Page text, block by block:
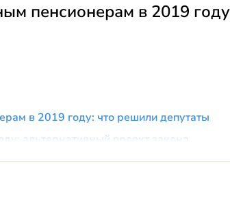
пенсионерам в 2019 году
в 2019 году: что решили депутаты
альтернативный проект закона